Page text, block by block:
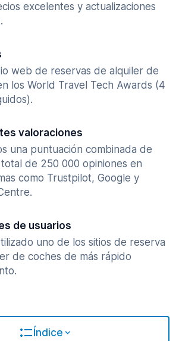
excelentes y actualizaciones
web de reservas de alquiler de
los World Travel Tech Awards (4
valoraciones
una puntuación combinada de
de 250 000 opiniones en
como Trustpilot, Google y
de usuarios
uno de los sitios de reserva
de coches de más rápido
Índice